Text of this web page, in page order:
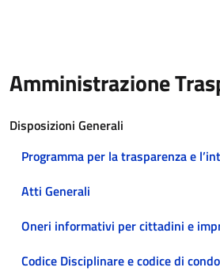
Amministrazione
Disposizioni Generali
Programma per la trasparenza e
Atti Generali
Oneri informativi per cittadini e
Codice Disciplinare e codice di